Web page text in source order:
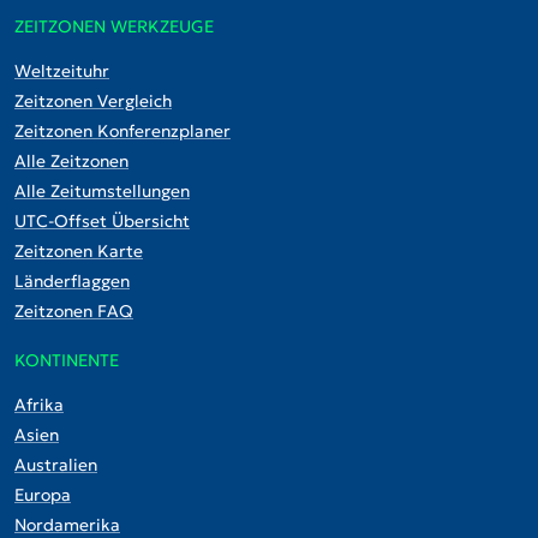
ZEITZONEN WERKZEUGE
Weltzeituhr
Zeitzonen Vergleich
Zeitzonen Konferenzplaner
Alle Zeitzonen
Alle Zeitumstellungen
UTC-Offset Übersicht
Zeitzonen Karte
Länderflaggen
Zeitzonen FAQ
KONTINENTE
Afrika
Asien
Australien
Europa
Nordamerika